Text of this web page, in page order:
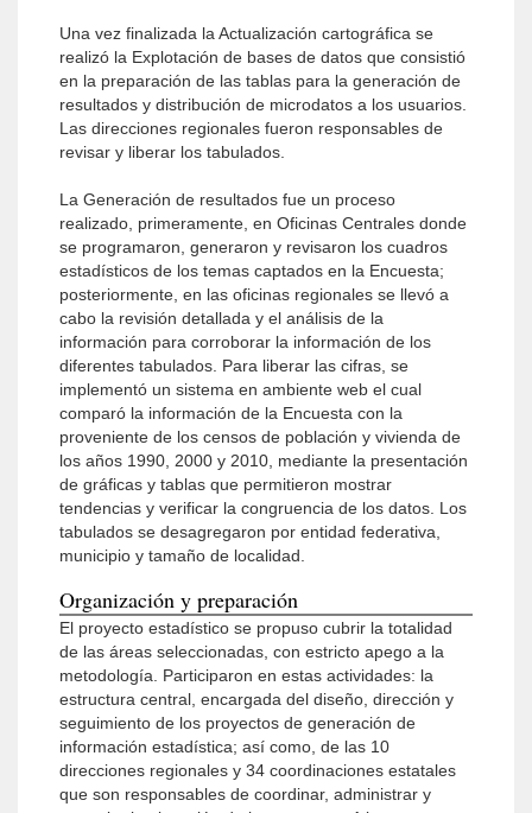
Una vez finalizada la Actualización cartográfica se
realizó la Explotación de bases de datos que consistió
en la preparación de las tablas para la generación de
resultados y distribución de microdatos a los usuarios.
Las direcciones regionales fueron responsables de
revisar y liberar los tabulados.
La Generación de resultados fue un proceso
realizado, primeramente, en Oficinas Centrales donde
se programaron, generaron y revisaron los cuadros
estadísticos de los temas captados en la Encuesta;
posteriormente, en las oficinas regionales se llevó a
cabo la revisión detallada y el análisis de la
información para corroborar la información de los
diferentes tabulados. Para liberar las cifras, se
implementó un sistema en ambiente web el cual
comparó la información de la Encuesta con la
proveniente de los censos de población y vivienda de
los años 1990, 2000 y 2010, mediante la presentación
de gráficas y tablas que permitieron mostrar
tendencias y verificar la congruencia de los datos. Los
tabulados se desagregaron por entidad federativa,
municipio y tamaño de localidad.
Organización y preparación
El proyecto estadístico se propuso cubrir la totalidad
de las áreas seleccionadas, con estricto apego a la
metodología. Participaron en estas actividades: la
estructura central, encargada del diseño, dirección y
seguimiento de los proyectos de generación de
información estadística; así como, de las 10
direcciones regionales y 34 coordinaciones estatales
que son responsables de coordinar, administrar y